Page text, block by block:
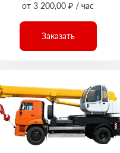
от 3 200,00 ₽ / час
Заказать